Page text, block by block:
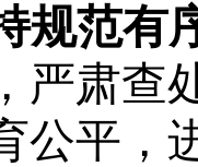
规范有
严肃查
公平，